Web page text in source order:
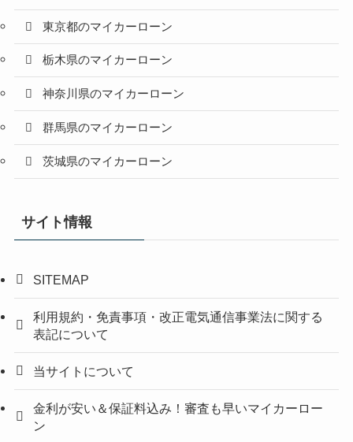
東京都のマイカーローン
栃木県のマイカーローン
神奈川県のマイカーローン
群馬県のマイカーローン
茨城県のマイカーローン
サイト情報
SITEMAP
利用規約・免責事項・改正電気通信事業法に関する
表記について
当サイトについて
金利が安い＆保証料込み！審査も早いマイカーロー
ン